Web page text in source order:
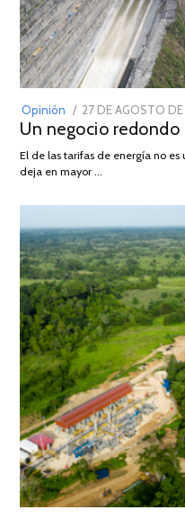
Opinión
POSTED
ON
27 DE AGOSTO
Un negocio redondo
El de las tarifas de energía no
deja en mayor …